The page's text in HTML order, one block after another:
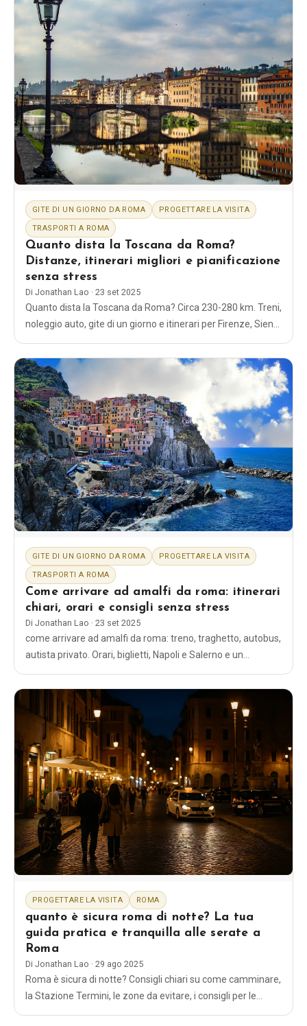
Fridge Magnets
License Plates
Chi siamo
EN DE ES FR IT
GITE DI UN GIORNO DA ROMA PROGETTARE LA VISITA
TRASPORTI A ROMA
Quanto dista la Toscana da Roma?
Distanze, itinerari migliori e pianificazione
senza stress
Di Jonathan Lao · 23 set 2025
Quanto dista la Toscana da Roma? Circa 230-280 km. Treni,
noleggio auto, gite di un giorno e itinerari per Firenze, Siena
GITE DI UN GIORNO DA ROMA PROGETTARE LA VISITA
TRASPORTI A ROMA
Come arrivare ad amalfi da roma: itinerari
chiari, orari e consigli senza stress
Di Jonathan Lao · 23 set 2025
come arrivare ad amalfi da roma: treno, traghetto, autobus,
autista privato. Orari, biglietti, Napoli e Salerno e un
semplice programma di viaggio di un giorno.
PROGETTARE LA VISITA ROMA
quanto è sicura roma di notte? La tua
guida pratica e tranquilla alle serate a
Roma
Di Jonathan Lao · 29 ago 2025
Roma è sicura di notte? Consigli chiari su come camminare,
la Stazione Termini, le zone da evitare, i consigli per le